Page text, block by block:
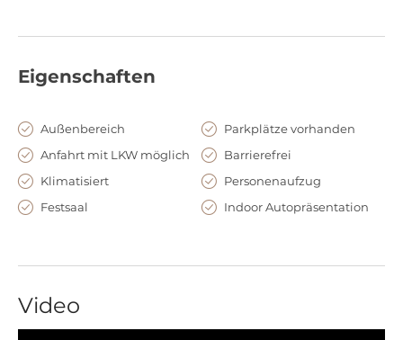
Eigenschaften
Außenbereich
Parkplätze vorhanden
Anfahrt mit LKW möglich
Barrierefrei
Klimatisiert
Personenaufzug
Festsaal
Indoor Autopräsentation
Video